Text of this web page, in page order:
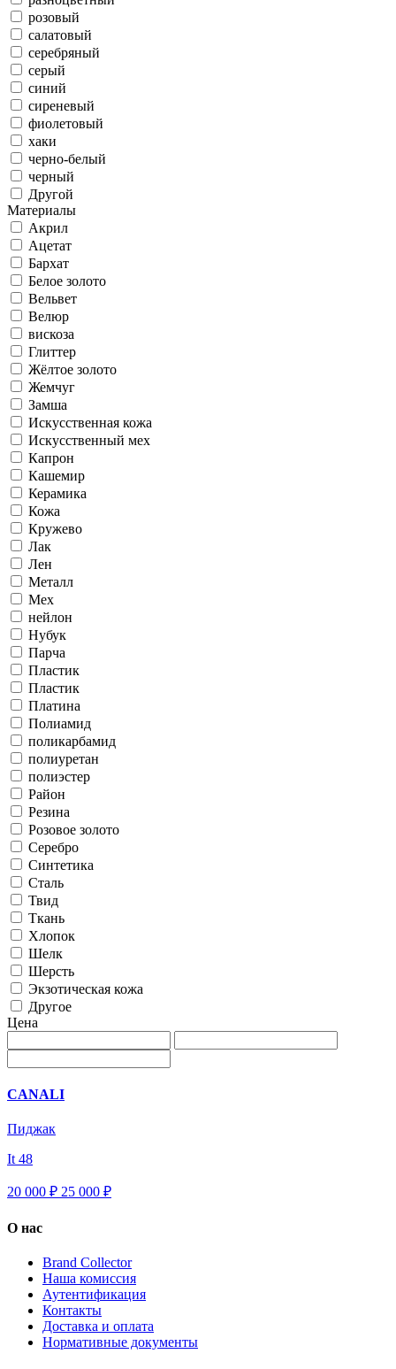
розовый
салатовый
серебряный
серый
синий
сиреневый
фиолетовый
хаки
черно-белый
черный
Другой
Материалы
Акрил
Ацетат
Бархат
Белое золото
Вельвет
Велюр
вискоза
Глиттер
Жёлтое золото
Жемчуг
Замша
Искусственная кожа
Искусственный мех
Капрон
Кашемир
Керамика
Кожа
Кружево
Лак
Лен
Металл
Мех
нейлон
Нубук
Парча
Пластик
Пластик
Платина
Полиамид
поликарбамид
полиуретан
полиэстер
Район
Резина
Розовое золото
Серебро
Синтетика
Сталь
Твид
Ткань
Хлопок
Шелк
Шерсть
Экзотическая кожа
Другое
Цена
CANALI
Пиджак
It 48
20 000 ₽ 25 000 ₽
О нас
Brand Collector
Наша комиссия
Аутентификация
Контакты
Доставка и оплата
Нормативные документы